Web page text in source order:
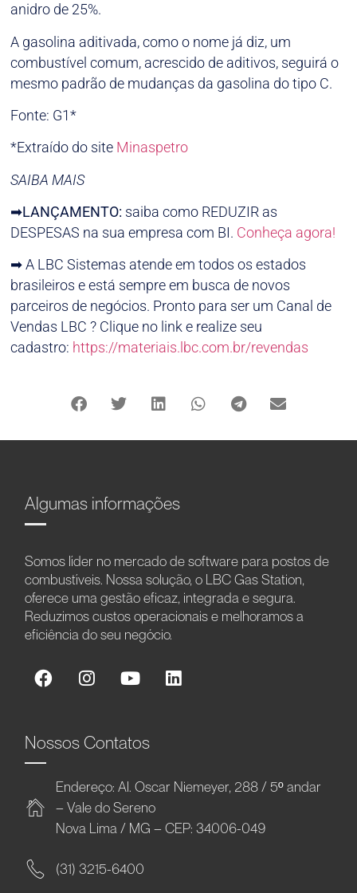
anidro de 25%.
A gasolina aditivada, como o nome já diz, um
combustível comum, acrescido de aditivos, seguirá o
mesmo padrão de mudanças da gasolina do tipo C.
Fonte: G1*
*Extraído do site Minaspetro
SAIBA MAIS
➡LANÇAMENTO: saiba como REDUZIR as
DESPESAS na sua empresa com BI. Conheça agora!
➡ A LBC Sistemas atende em todos os estados
brasileiros e está sempre em busca de novos
parceiros de negócios. Pronto para ser um Canal de
Vendas LBC ? Clique no link e realize seu
cadastro: https://materiais.lbc.com.br/revendas
Algumas informações
Somos líder no mercado de software para postos de
combustíveis. Nossa solução, o LBC Gas Station,
oferece uma gestão eficaz, integrada e segura.
Reduzimos custos operacionais e melhoramos a
eficiência do seu negócio.
Nossos Contatos
Endereço: Al. Oscar Niemeyer, 288 / 5º andar
– Vale do Sereno
Nova Lima / MG – CEP: 34006-049
(31) 3215-6400